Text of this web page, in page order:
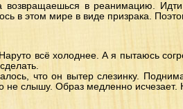
возвращаешься в реанимацию.
в этом мире в виде призрака.
всё холоднее. А я пытаюсь
что он вытер слезинку.
не слышу. Образ медленно